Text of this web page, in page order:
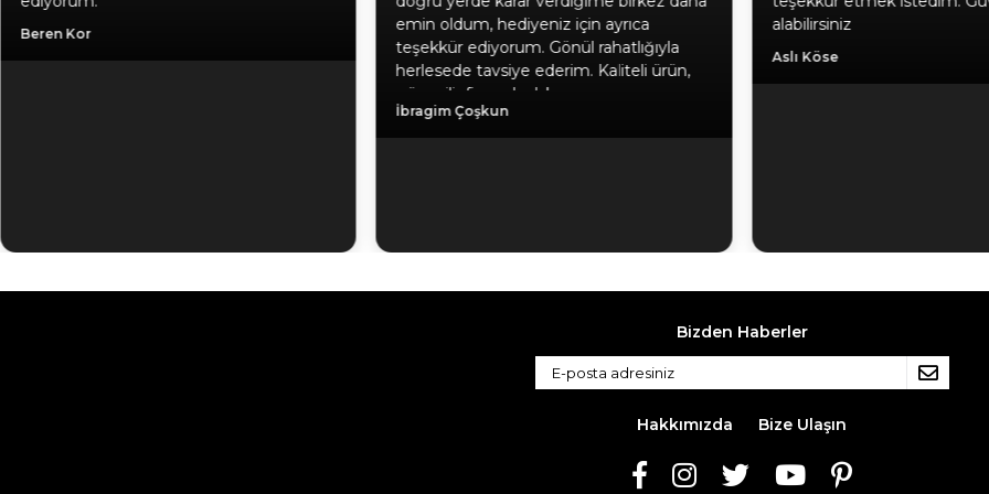
Beren Kor
emin oldum, hediyeniz için ayrıca
teşekkür ediyorum. Gönül rahatlığıyla
herlesede tavsiye ederim. Kaliteli ürün,
güvenilir firma, hızlı kargo.
İbragim Çoşkun
alabilirsiniz
Aslı Köse
Bizden Haberler
Hakkımızda Bize Ulaşın